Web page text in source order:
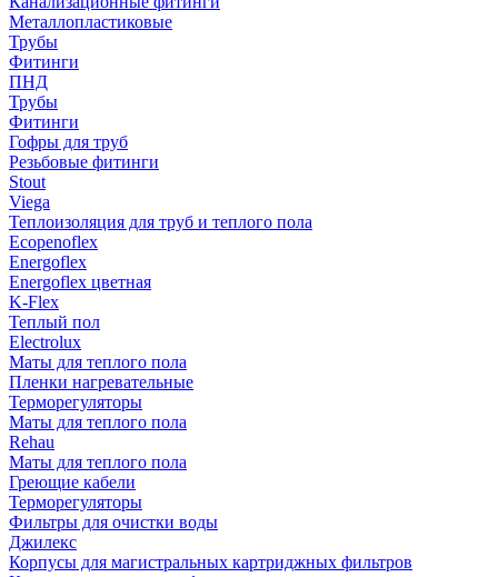
Металлопластиковые
Трубы
Фитинги
ПНД
Трубы
Фитинги
Гофры для труб
Резьбовые фитинги
Stout
Viega
Теплоизоляция для труб и теплого пола
Ecopenoflex
Energoflex
Energoflex цветная
K-Flex
Теплый пол
Electrolux
Маты для теплого пола
Пленки нагревательные
Терморегуляторы
Маты для теплого пола
Rehau
Маты для теплого пола
Греющие кабели
Терморегуляторы
Фильтры для очистки воды
Джилекс
Корпусы для магистральных картриджных фильтров